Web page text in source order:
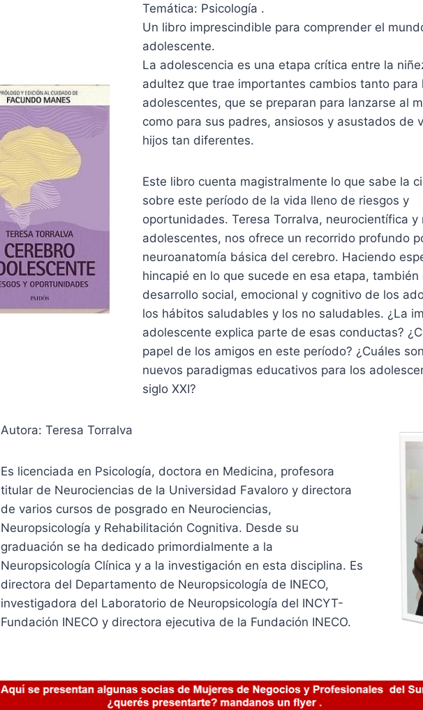
Temática: Psicología .
Un libro imprescindible para comprender el
adolescente.
La adolescencia es una etapa crítica entre la
adultez que trae importantes cambios tanto para
adolescentes, que se preparan para lanzarse al
como para sus padres, ansiosos y asustados de
hijos tan diferentes.
Este libro cuenta magistralmente lo que sabe la
sobre este período de la vida lleno de riesgos y
oportunidades. Teresa Torralva, neurocientífica y
adolescentes, nos ofrece un recorrido profundo
neuroanatomía básica del cerebro. Haciendo
hincapié en lo que sucede en esa etapa, también
desarrollo social, emocional y cognitivo de los
los hábitos saludables y los no saludables. ¿La
adolescente explica parte de esas conductas?
papel de los amigos en este período? ¿Cuáles
nuevos paradigmas educativos para los
siglo XXI?
Autora: Teresa Torralva
Es licenciada en Psicología, doctora en Medicina, profesora
titular de Neurociencias de la Universidad Favaloro y directora
de varios cursos de posgrado en Neurociencias,
Neuropsicología y Rehabilitación Cognitiva. Desde su
graduación se ha dedicado primordialmente a la
Neuropsicología Clínica y a la investigación en esta disciplina. Es
directora del Departamento de Neuropsicología de INECO,
investigadora del Laboratorio de Neuropsicología del INCYT-
Fundación INECO y directora ejecutiva de la Fundación INECO.